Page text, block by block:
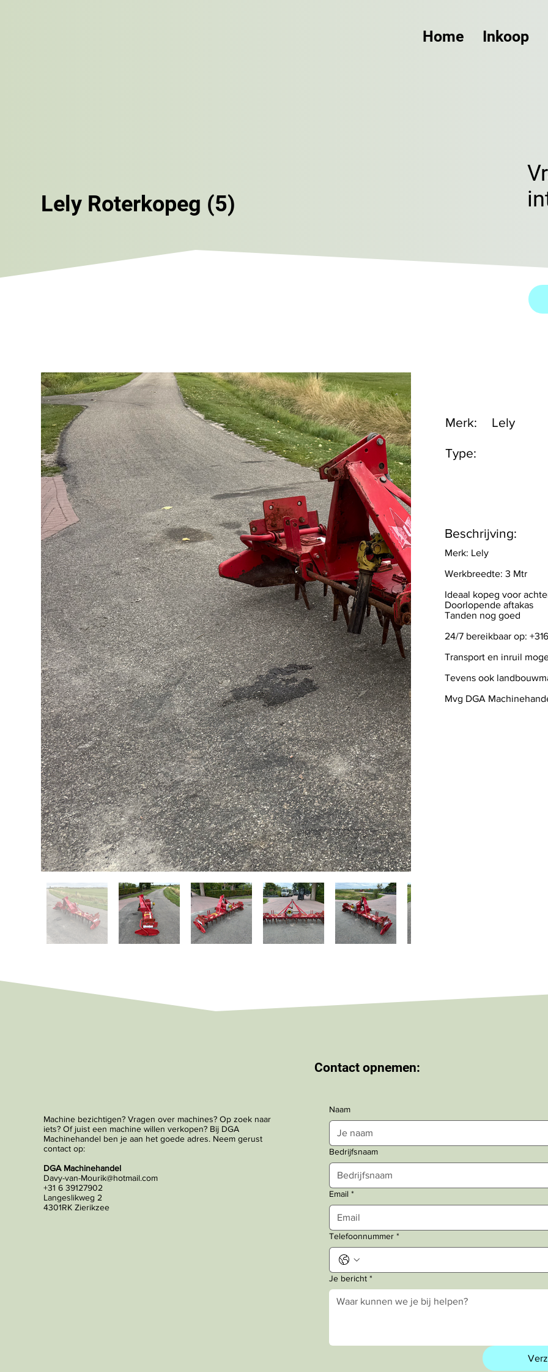
Home Inkoop
Type:
Lely
Merk:
Beschrijving:
Merk: Lely
Werkbreedte: 3 Mtr
Ideaal kopeg voor
Doorlopende aftakas
Tanden nog goed
24/7 bereikbaar op:
Transport en inruil
Tevens ook
Mvg DGA
Lely Roterkopeg (5)
Contact opnemen:
Naam
Bedrijfsnaam
Email *
Telefoonnummer *
Je bericht *
Machine bezichtigen? Vragen over machines? Op zoek naar
iets? Of juist een machine willen verkopen? Bij DGA
Machinehandel ben je aan het goede adres. Neem gerust
contact op:
DGA Machinehandel
Davy-van-Mourik@hotmail.com
+31 6 39127902
Langeslikweg 2
4301RK Zierikzee